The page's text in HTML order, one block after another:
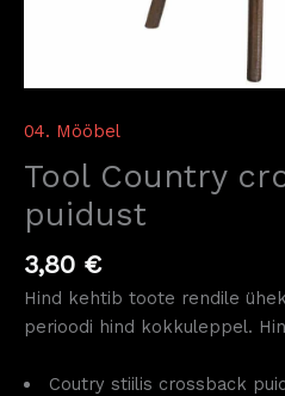
04. Mööbel
Tool Country
puidust
3,80 €
Hind kehtib toote rendile
perioodi hind kokkuleppel.
Coutry stiilis crossback